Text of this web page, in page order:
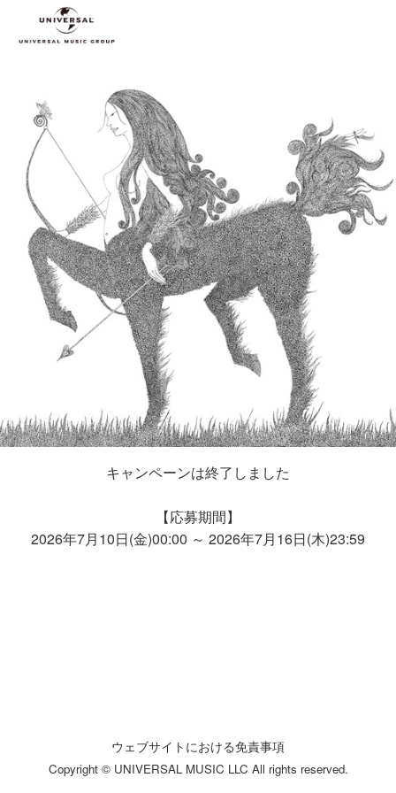
キャンペーンは終了しました
【応募期間】
2026年7月10日(金)00:00 ～ 2026年7月16日(木)23:59
ウェブサイトにおける免責事項
Copyright © UNIVERSAL MUSIC LLC All rights reserved.